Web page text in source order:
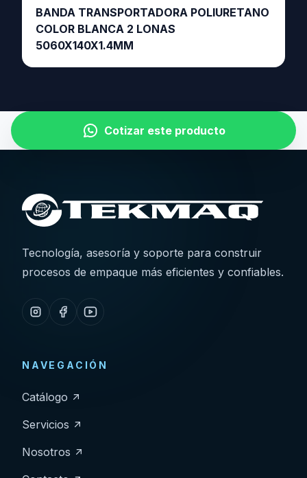
BANDA TRANSPORTADORA POLIURETANO
COLOR BLANCA 2 LONAS
5060X140X1.4MM
Cotizar este producto
Tecnología, asesoría y soporte para construir
procesos de empaque más eficientes y confiables.
NAVEGACIÓN
Catálogo
Servicios
Nosotros